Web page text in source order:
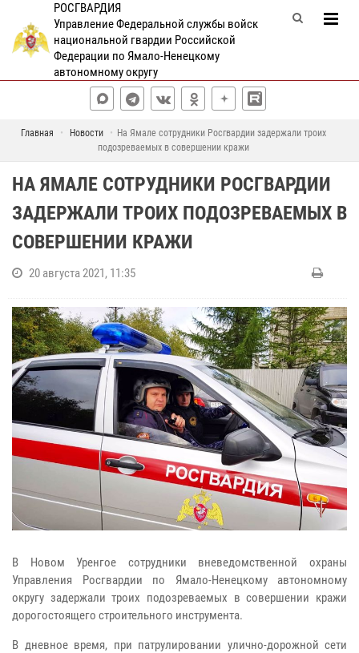
РОСГВАРДИЯ
Управление Федеральной службы войск
национальной гвардии Российской
Федерации по Ямало-Ненецкому
автономному округу
Главная Новости
На Ямале сотрудники Росгвардии задержали троих
подозреваемых в совершении кражи
НА ЯМАЛЕ СОТРУДНИКИ РОСГВАРДИИ
ЗАДЕРЖАЛИ ТРОИХ ПОДОЗРЕВАЕМЫХ В
СОВЕРШЕНИИ КРАЖИ
20 августа 2021, 11:35
В Новом Уренгое сотрудники вневедомственной охраны
Управления Росгвардии по Ямало-Ненецкому автономному
округу задержали троих подозреваемых в совершении кражи
дорогостоящего строительного инструмента.
В дневное время, при патрулировании улично-дорожной сети